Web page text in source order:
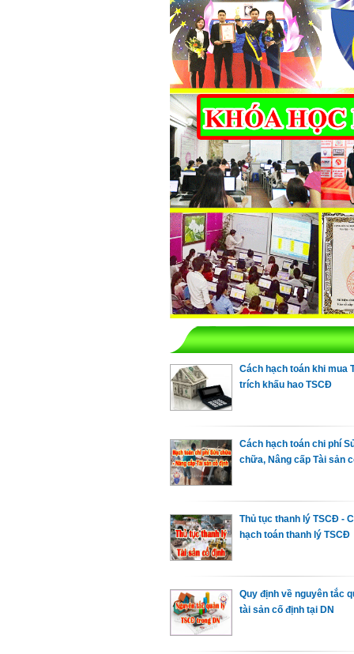
Cách hạch toán khi mua
trích khấu hao TSCĐ
Cách hạch toán chi phí
chữa, Nâng cấp Tài sản
Thủ tục thanh lý TSCĐ -
hạch toán thanh lý TSCĐ
Quy định về nguyên tắc
tài sản cố định tại DN